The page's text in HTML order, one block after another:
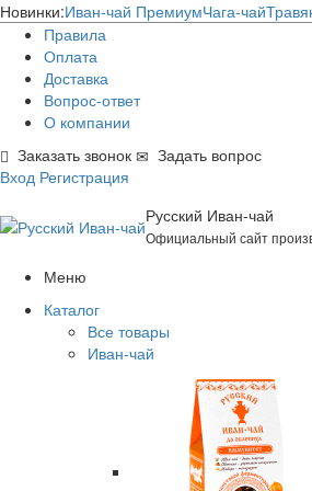
Новинки:Иван-чай ПремиумЧага-чай
Правила
Оплата
Доставка
Вопрос-ответ
О компании
Заказать звонок
Задать вопрос
Вход Регистрация
Русский Иван-чай
Официальный сайт
Меню
Каталог
Все товары
Иван-чай